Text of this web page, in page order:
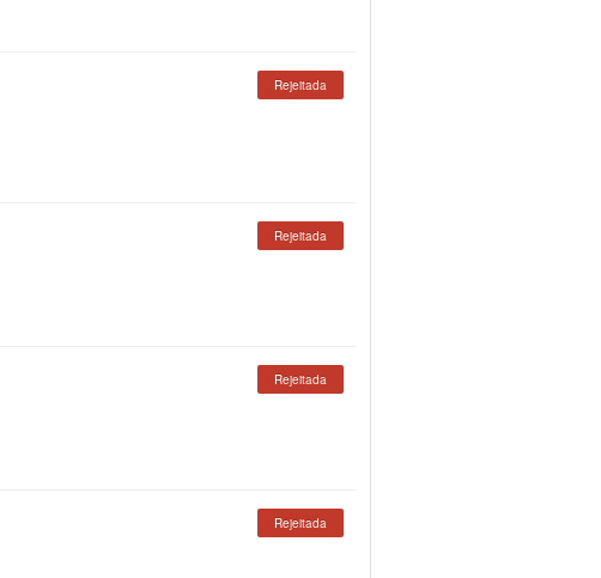
Rejeitada
Rejeitada
Rejeitada
Rejeitada